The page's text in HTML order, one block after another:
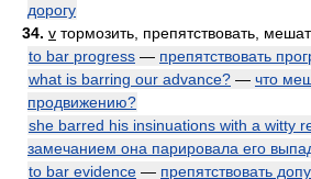
дорогу
34. v тормозить, препятствовать,
to bar progress — препятствовать
what is barring our advance? — что
продвижению?
she barred his insinuations with a witty
замечанием она парировала его
to bar evidence — препятствовать